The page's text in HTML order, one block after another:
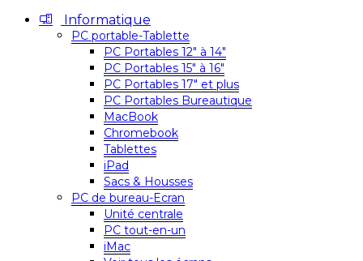
Informatique
PC portable-Tablette
PC Portables 12″ à 14″
PC Portables 15″ à 16″
PC Portables 17″ et plus
PC Portables Bureautique
MacBook
Chromebook
Tablettes
iPad
Sacs & Housses
PC de bureau-Ecran
Unité centrale
PC tout-en-un
iMac